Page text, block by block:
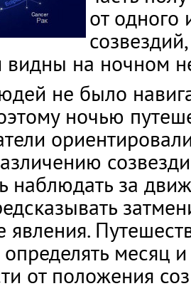
от одного
видны на ночном
не было
ночью
наблюдать за
явления.
месяц
от положения